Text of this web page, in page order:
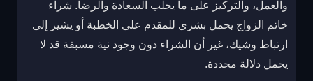
والعمل، والتركيز على ما يجلب السعادة والرضا. شراء
خاتم الزواج يحمل بشرى للمقدم على الخطبة أو يشير إلى
ارتباط وشيك، غير أن الشراء دون وجود نية مسبقة قد لا
يحمل دلالة محددة.